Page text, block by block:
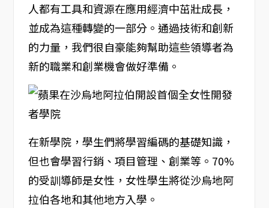
人都有工具和資源在應用經濟中茁壯成長，
並成為這種轉變的一部分。通過技術和創新
的力量，我們很自豪能夠幫助這些領導者為
新的職業和創業機會做好準備。
在新學院，學生們將學習編碼的基礎知識，
但也會學習行銷、項目管理、創業等。70%
的受訓導師是女性，女性學生將從沙烏地阿
拉伯各地和其他地方入學。